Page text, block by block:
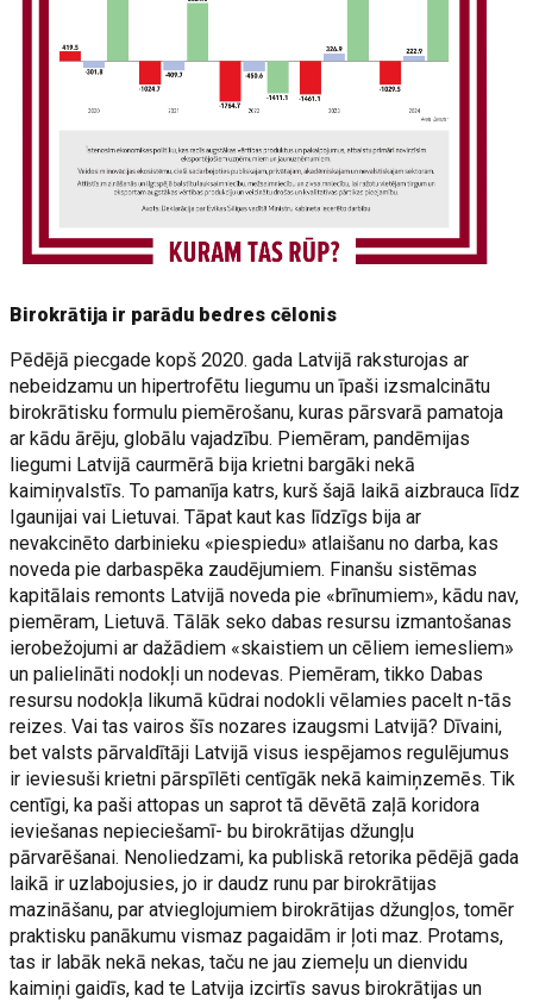
Birokrātija ir parādu bedres cēlonis
Pēdējā piecgade kopš 2020. gada Latvijā raksturojas ar
nebeidzamu un hipertrofētu liegumu un īpaši izsmalcinātu
birokrātisku formulu piemērošanu, kuras pārsvarā pamatoja
ar kādu ārēju, globālu vajadzību. Piemēram, pandēmijas
liegumi Latvijā caurmērā bija krietni bargāki nekā
kaimiņvalstīs. To pamanīja katrs, kurš šajā laikā aizbrauca līdz
Igaunijai vai Lietuvai. Tāpat kaut kas līdzīgs bija ar
nevakcinēto darbinieku «piespiedu» atlaišanu no darba, kas
noveda pie darbaspēka zaudējumiem. Finanšu sistēmas
kapitālais remonts Latvijā noveda pie «brīnumiem», kādu nav,
piemēram, Lietuvā. Tālāk seko dabas resursu izmantošanas
ierobežojumi ar dažādiem «skaistiem un cēliem iemesliem»
un palielināti nodokļi un nodevas. Piemēram, tikko Dabas
resursu nodokļa likumā kūdrai nodokli vēlamies pacelt n-tās
reizes. Vai tas vairos šīs nozares izaugsmi Latvijā? Dīvaini,
bet valsts pārvaldītāji Latvijā visus iespējamos regulējumus
ir ieviesuši krietni pārspīlēti centīgāk nekā kaimiņzemēs. Tik
centīgi, ka paši attopas un saprot tā dēvētā zaļā koridora
ieviešanas nepieciešamī- bu birokrātijas džungļu
pārvarēšanai. Nenoliedzami, ka publiskā retorika pēdējā gada
laikā ir uzlabojusies, jo ir daudz runu par birokrātijas
mazināšanu, par atvieglojumiem birokrātijas džungļos, tomēr
praktisku panākumu vismaz pagaidām ir ļoti maz. Protams,
tas ir labāk nekā nekas, taču ne jau ziemeļu un dienvidu
kaimiņi gaidīs, kad te Latvija izcirtīs savus birokrātijas un